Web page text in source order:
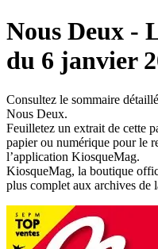
Nous Deux -
du 6 janvier
Consultez le sommaire
Nous Deux.
Feuilletez un extrait de cette
papier ou numérique pour le
l’application KiosqueMag.
KiosqueMag, la boutique
plus complet aux archives de